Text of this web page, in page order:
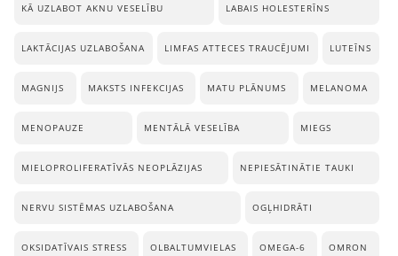
KĀ UZLABOT AKNU VESELĪBU LABAIS HOLESTERĪNS
LAKTĀCIJAS UZLABOŠANA LIMFAS ATTECES TRAUCĒJUMI LUTEĪNS
MAGNIJS MAKSTS INFEKCIJAS MATU PLĀNUMS MELANOMA
MENOPAUZE MENTĀLĀ VESELĪBA MIEGS
MIELOPROLIFERATĪVĀS NEOPLĀZIJAS NEPIESĀTINĀTIE TAUKI
NERVU SISTĒMAS UZLABOŠANA OGĻHIDRĀTI
OKSIDATĪVAIS STRESS OLBALTUMVIELAS OMEGA-6 OMRON